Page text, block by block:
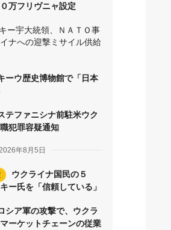
万フリヴニャ設定
ー宇大統領、ＮＡＴＯ事
ナへの迎撃ミサイル供給
ーウ歴史博物館で「日本
テファニシナ前駐米ウク
犯罪容疑通知
2026年8月5日
ウクライナ国民の５
ー氏を「信頼している」
シア軍の攻撃で、ウクラ
ーケットチェーンの従業